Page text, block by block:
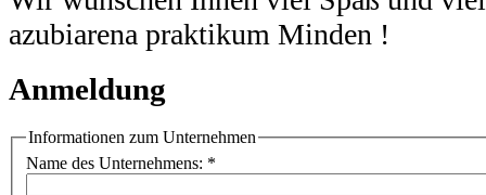
azubiarena praktikum Minden !
Anmeldung
Informationen zum Unternehmen
Name des Unternehmens: *